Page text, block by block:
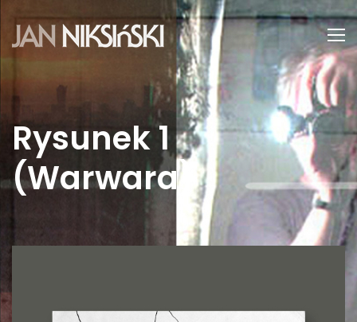
Rysunek 1
(Warwara)